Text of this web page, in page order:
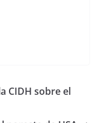
CIDH sobre el